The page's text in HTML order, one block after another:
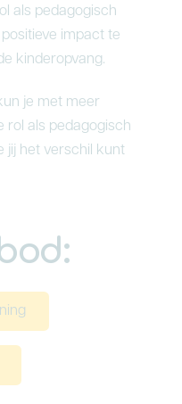
als pedagogisch
impact te
kinderopvang.
je met meer
rol als pedagogisch
jij het verschil kunt